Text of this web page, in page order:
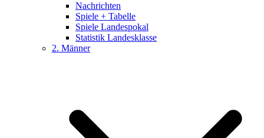
Nachrichten
Spiele + Tabelle
Spiele Landespokal
Statistik Landesklasse
2. Männer